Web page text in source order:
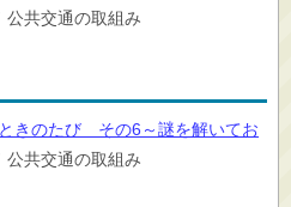
公共交通の取組み
ときのたび その6～謎を解いてお
公共交通の取組み